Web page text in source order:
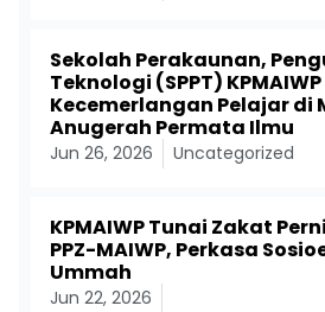
Sekolah Perakaunan,
Teknologi (SPPT)
Kecemerlangan Pelajar di
Anugerah Permata Ilmu
Jun 26, 2026 Uncategorized
KPMAIWP Tunai Zakat
PPZ-MAIWP, Perkasa
Ummah
Jun 22, 2026